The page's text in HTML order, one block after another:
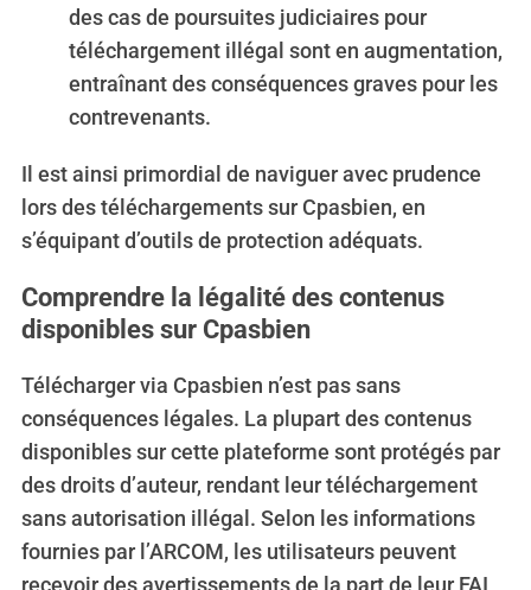
des cas de poursuites judiciaires pour
téléchargement illégal sont en augmentation,
entraînant des conséquences graves pour les
contrevenants.
Il est ainsi primordial de naviguer avec prudence
lors des téléchargements sur Cpasbien, en
s’équipant d’outils de protection adéquats.
Comprendre la légalité des contenus
disponibles sur Cpasbien
Télécharger via Cpasbien n’est pas sans
conséquences légales. La plupart des contenus
disponibles sur cette plateforme sont protégés par
des droits d’auteur, rendant leur téléchargement
sans autorisation illégal. Selon les informations
fournies par l’ARCOM, les utilisateurs peuvent
recevoir des avertissements de la part de leur FAI
f
o
r
: